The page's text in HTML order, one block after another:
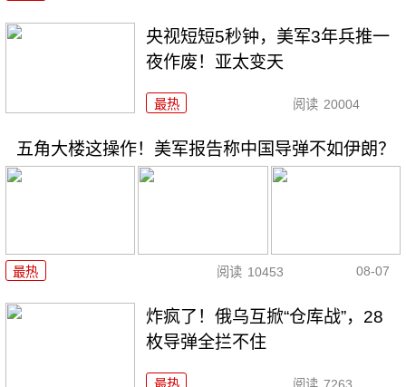
央视短短5秒钟，美军3年兵推一
夜作废！亚太变天
最热 阅读 20004
五角大楼这操作！美军报告称中国导弹不如伊朗？
最热 阅读 10453 08-07
炸疯了！俄乌互掀“仓库战”，28
枚导弹全拦不住